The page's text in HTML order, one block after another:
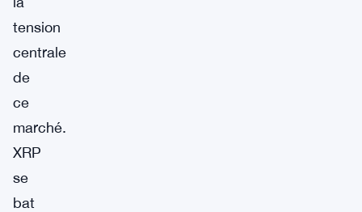
tension
centrale
de
ce
marché.
XRP
se
bat